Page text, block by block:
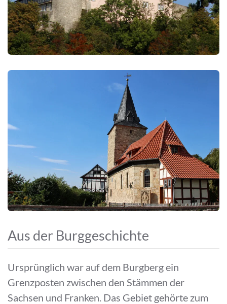
Aus der Burggeschichte
Ursprünglich war auf dem Burgberg ein
Grenzposten zwischen den Stämmen der
Sachsen und Franken. Das Gebiet gehörte zum